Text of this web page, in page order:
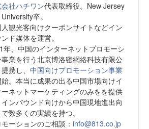
社ハチワン代表取締役。New Jersey
卒。
観光客向けクーポンサイトなどイン
ド媒体を運営。
年、中国のインターネットプロモーシ
事業を行う北京博洛密網絡科技有限公
携し、 中国向けプロモーション事業
。本当に成果の出る中国市場向けイ
ーネットマーケティングのみをを提供
インバウンド向けから中国現地進出向
数多くの実績を持つ。
ーションのご相談： info@813.co.jp